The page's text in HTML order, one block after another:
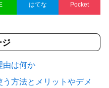
はてな Pocket
ジ
由は何か
方法とメリットやデメ